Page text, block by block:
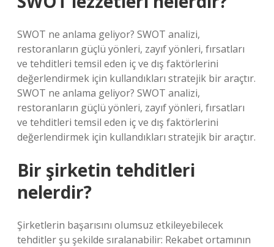
SWOT ne anlama geliyor? SWOT analizi,
restoranların güçlü yönleri, zayıf yönleri, fırsatları
ve tehditleri temsil eden iç ve dış faktörlerini
değerlendirmek için kullandıkları stratejik bir araçtır.
SWOT ne anlama geliyor? SWOT analizi,
restoranların güçlü yönleri, zayıf yönleri, fırsatları
ve tehditleri temsil eden iç ve dış faktörlerini
değerlendirmek için kullandıkları stratejik bir araçtır.
Bir şirketin tehditleri
nelerdir?
Şirketlerin başarısını olumsuz etkileyebilecek
tehditler şu şekilde sıralanabilir: Rekabet ortamının